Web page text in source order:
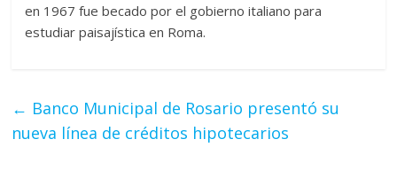
en 1967 fue becado por el gobierno italiano para
estudiar paisajística en Roma.
← Banco Municipal de Rosario presentó su
nueva línea de créditos hipotecarios